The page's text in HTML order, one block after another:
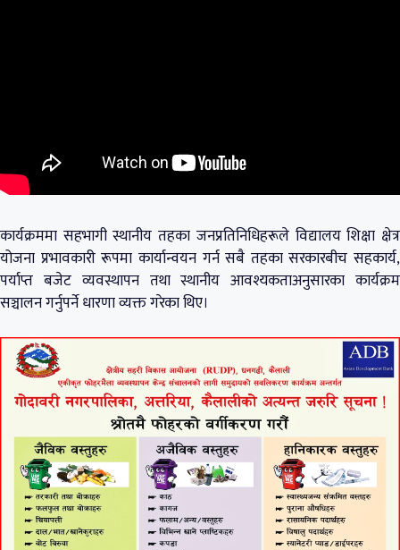
कार्यक्रममा सहभागी स्थानीय तहका जनप्रतिनिधिहरूले विद्यालय शिक्षा क्षेत्र
योजना प्रभावकारी रूपमा कार्यान्वयन गर्न सबै तहका सरकारबीच सहकार्य,
पर्याप्त बजेट व्यवस्थापन तथा स्थानीय आवश्यकताअनुसारका कार्यक्रम
सञ्चालन गर्नुपर्ने धारणा व्यक्त गरेका थिए।